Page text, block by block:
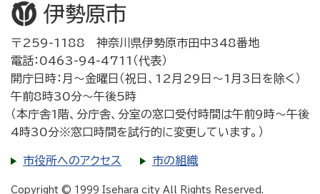
〒259-1188 神奈川県伊勢原市田中348番地
電話：0463-94-4711（代表）
開庁日時：月～金曜日（祝日、12月29日～1月3日を除く）
午前8時30分～午後5時
（本庁舎1階、分庁舎、分室の窓口受付時間は午前9時～午後
4時30分※窓口時間を試行的に変更しています。）
市役所へのアクセス 市の組織
Copyright © 1999 Isehara city All Rights Reserved.